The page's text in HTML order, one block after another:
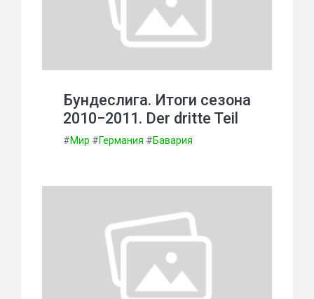
Бундеслига. Итоги сезона
2010−2011. Der dritte Teil
#Мир #Германия #Бавария